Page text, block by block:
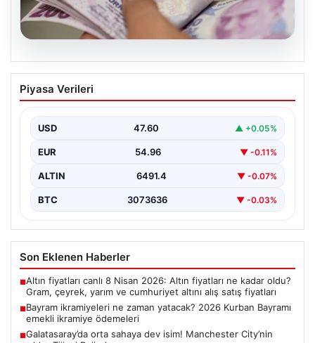
05.08.2026
Bayram ikramiyeleri ne zaman yatacak?
2026 Kurban Bayramı emekli ikramiye
Piyasa Verileri
USD 47.60 ▲ +0.05%
EUR 54.96 ▼ -0.11%
ALTIN 6491.4 ▼ -0.07%
BTC 3073636 ▼ -0.03%
Son Eklenen Haberler
■Altın fiyatları canlı 8 Nisan 2026: Altın fiyatları ne kadar oldu?
Gram, çeyrek, yarım ve cumhuriyet altını alış satış fiyatları
■Bayram ikramiyeleri ne zaman yatacak? 2026 Kurban Bayramı
emekli ikramiye ödemeleri
■Galatasaray’da orta sahaya dev isim! Manchester City’nin